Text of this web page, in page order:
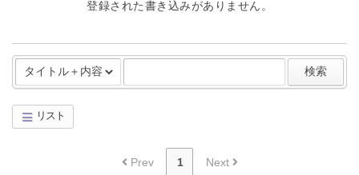
登録された書き込みがありません。
検索
リスト
Prev 1 Next